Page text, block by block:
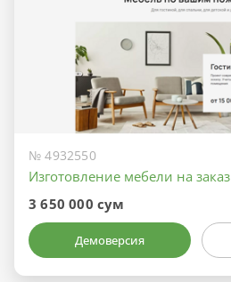
№ 4932550
Изготовление мебели на заказ
3 650 000 сум
Демоверсия